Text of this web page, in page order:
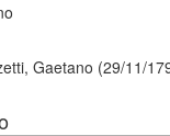
Gaetano (29/11/